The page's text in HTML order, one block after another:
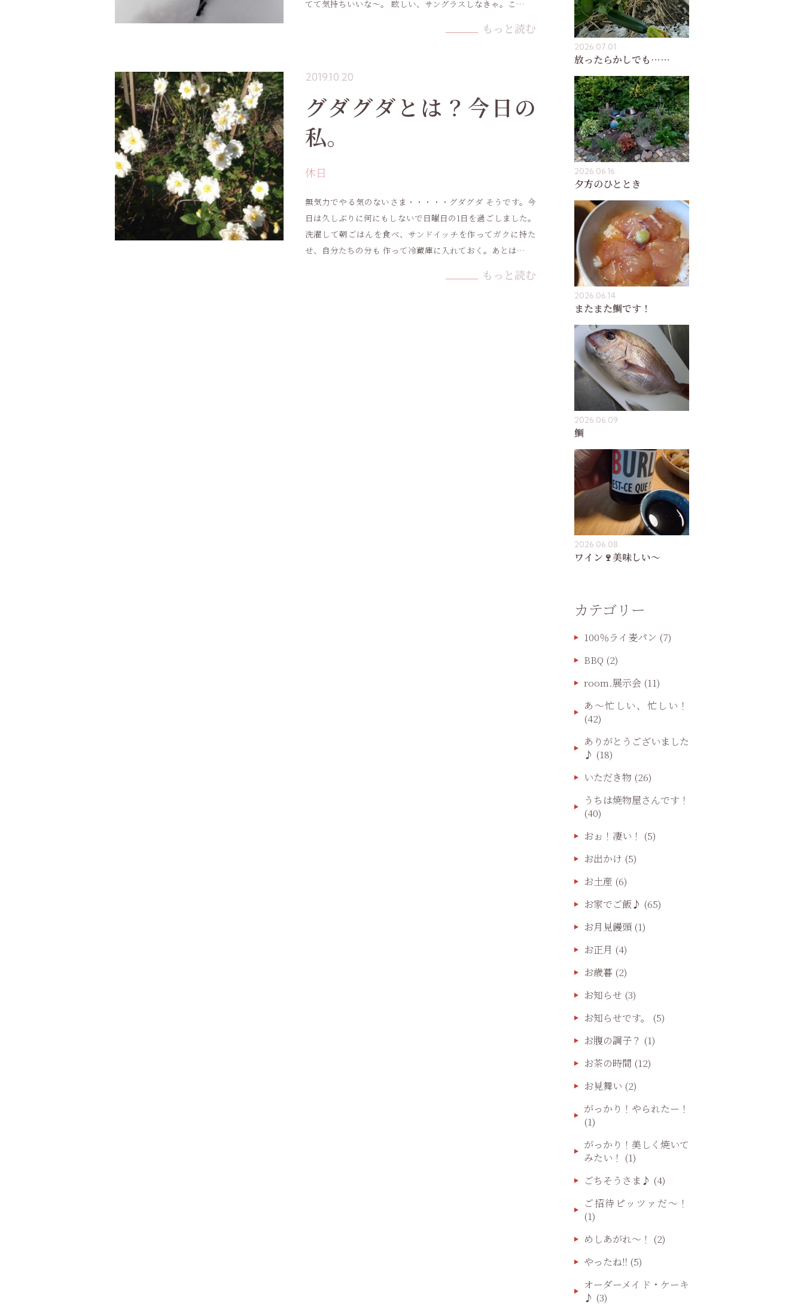
てて気持ちいいな〜。 眩しい、サングラスしなきゃ。こ…
もっと読む
2019.10.20
グダグダとは？今日の
私。
休日
無気力でやる気のないさま・・・・・グダグダ そうです。今
日は久しぶりに何にもしないで日曜日の1日を過ごしました。
洗濯して朝ごはんを食べ、サンドイッチを作ってガクに持た
せ、自分たちの分も 作って冷蔵庫に入れておく。あとは…
もっと読む
2026.07.01
放ったらかしでも……
2026.06.16
夕方のひととき
2026.06.14
またまた鯛です！
2026.06.09
鯛
2026.06.08
ワイン🍷美味しい〜
カテゴリー
100％ライ麦パン (7)
BBQ (2)
room.展示会 (11)
あ〜忙しい、忙しい！
(42)
ありがとうございました
♪ (18)
いただき物 (26)
うちは焼物屋さんです！
(40)
おぉ！凄い！ (5)
お出かけ (5)
お土産 (6)
お家でご飯♪ (65)
お月見饅頭 (1)
お正月 (4)
お歳暮 (2)
お知らせ (3)
お知らせです。
(5)
お腹の調子？ (1)
お茶の時間 (12)
お見舞い (2)
がっかり！やられたー！
(1)
がっかり！美しく焼いて
みたい！ (1)
ごちそうさま♪ (4)
ご招待ピッツァだ〜！
(1)
めしあがれ～！ (2)
やったね‼️ (5)
オーダーメイド・ケーキ
♪ (3)